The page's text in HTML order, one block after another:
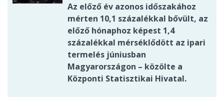
Az előző év azonos időszakához
mérten 10,1 százalékkal bővült, az
előző hónaphoz képest 1,4
százalékkal mérséklődött az ipari
termelés júniusban
Magyarországon – közölte a
Központi Statisztikai Hivatal.